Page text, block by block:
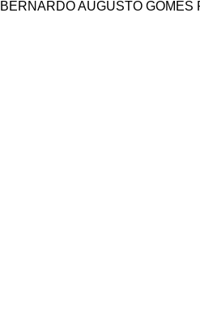
BERNARDO AUGUSTO GOMES